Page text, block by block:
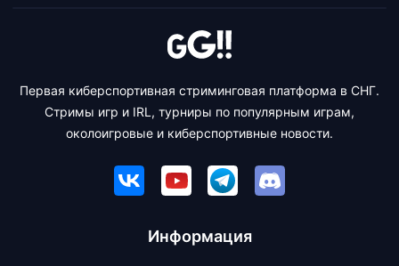
Первая киберспортивная стриминговая платформа в СНГ.
Стримы игр и IRL, турниры по популярным играм,
околоигровые и киберспортивные новости.
Информация